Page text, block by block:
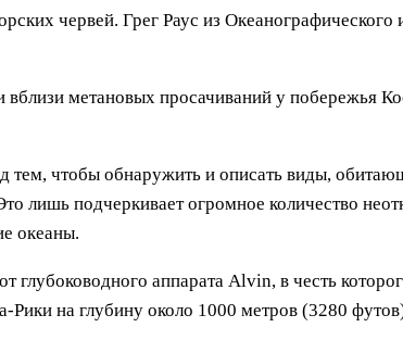
червей. Грег Раус из
метановых просачиваний у побережья
тем, чтобы обнаружить и описать виды,
лишь подчеркивает огромное количество
океаны.
глубоководного аппарата Alvin, в честь
на глубину около 1000 метров (3280